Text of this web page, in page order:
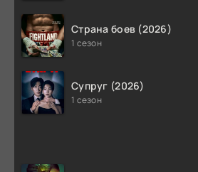
Страна боев (2026)
1 сезон
Супруг (2026)
1 сезон